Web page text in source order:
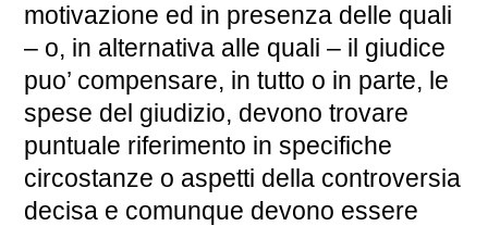
motivazione ed in presenza delle quali
– o, in alternativa alle quali – il giudice
puo’ compensare, in tutto o in parte, le
spese del giudizio, devono trovare
puntuale riferimento in specifiche
circostanze o aspetti della controversia
decisa e comunque devono essere